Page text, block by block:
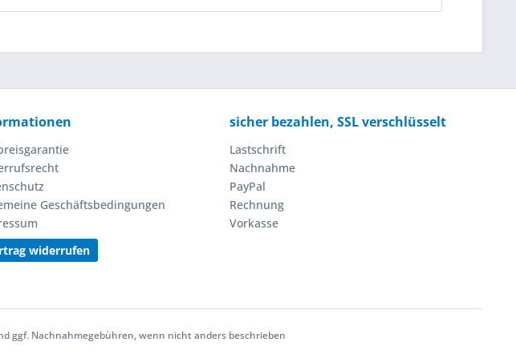
Geschäftsbedingungen
widerrufen
sicher bezahlen, SSL verschlüsselt
Lastschrift
Nachnahme
PayPal
Rechnung
Vorkasse
ggf. Nachnahmegebühren, wenn nicht anders beschrieben